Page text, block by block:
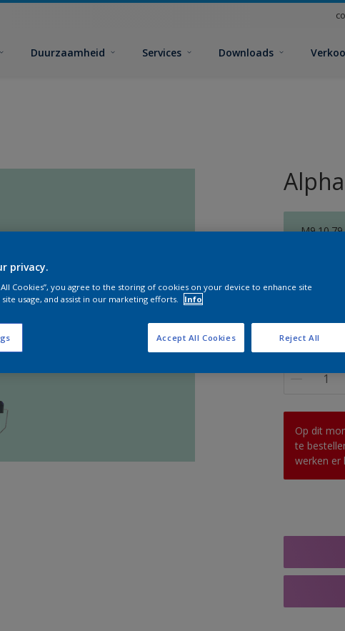
Duurzaamheid Services Downloads
M9.10.79
Grootte
Aantal
Op dit
te
werken er
privacy.
All Cookies”, you agree to the storing of cookies on your device to enhance site
usage, and assist in our marketing efforts.
Info
Reject All
Accept All Cookies